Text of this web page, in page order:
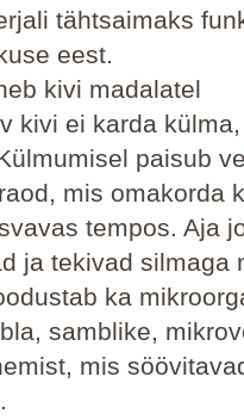
tähtsaimaks
eest.
kivi madalatel
kivi ei karda
paisub
mis omakorda
tempos. Aja
ja tekivad silmaga
ka
samblike,
mis